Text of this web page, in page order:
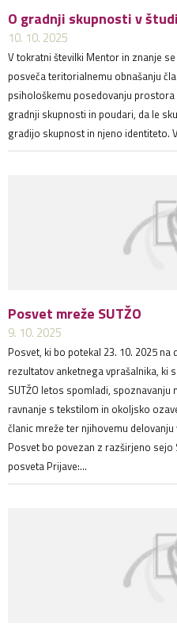
O gradnji skupnosti v
10. 10. 2025
V tokratni številki Mentor in znanje
posveča teritorialnemu obnašanju
psihološkemu posedovanju
gradnji skupnosti in poudari, da le
gradijo skupnost in njeno identiteto.
Posvet mreže SUTŽO
9. 10. 2025
Posvet, ki bo potekal 23. 10. 2025
rezultatov anketnega vprašalnika, ki
SUTŽO letos spomladi,
ravnanje s tekstilom in okoljsko
članic mreže ter njihovemu
Posvet bo povezan z razširjeno sejo
posveta Prijave:...